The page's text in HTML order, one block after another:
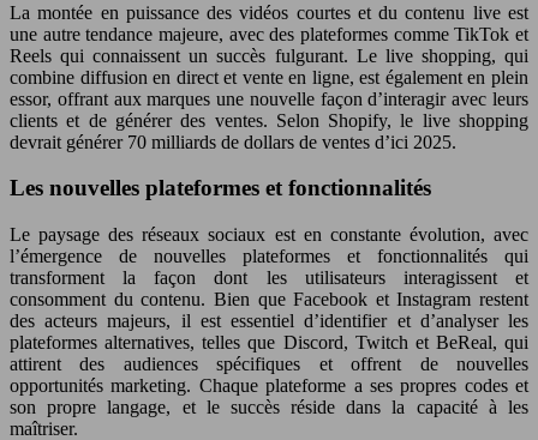
La montée en puissance des vidéos courtes et du contenu live est
une autre tendance majeure, avec des plateformes comme TikTok et
Reels qui connaissent un succès fulgurant. Le live shopping, qui
combine diffusion en direct et vente en ligne, est également en plein
essor, offrant aux marques une nouvelle façon d’interagir avec leurs
clients et de générer des ventes. Selon Shopify, le live shopping
devrait générer 70 milliards de dollars de ventes d’ici 2025.
Les nouvelles plateformes et fonctionnalités
Le paysage des réseaux sociaux est en constante évolution, avec
l’émergence de nouvelles plateformes et fonctionnalités qui
transforment la façon dont les utilisateurs interagissent et
consomment du contenu. Bien que Facebook et Instagram restent
des acteurs majeurs, il est essentiel d’identifier et d’analyser les
plateformes alternatives, telles que Discord, Twitch et BeReal, qui
attirent des audiences spécifiques et offrent de nouvelles
opportunités marketing. Chaque plateforme a ses propres codes et
son propre langage, et le succès réside dans la capacité à les
maîtriser.